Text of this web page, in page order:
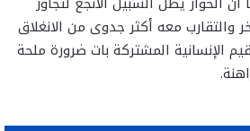
والتقارب معه أكثر جدوى من الانغلاق
الإنسانية المشتركة بات ضرورة ملحة